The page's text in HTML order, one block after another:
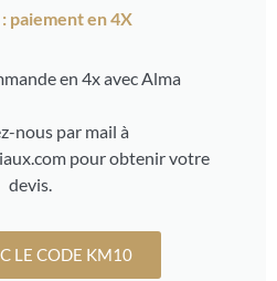
paiement en 4X
en 4x avec Alma
nous par mail à
pour obtenir votre
devis.
LE CODE KM10